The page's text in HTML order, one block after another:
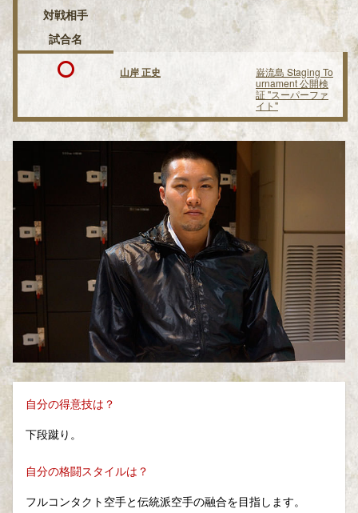
対戦相手
試合名
山岸 正史
巌流島 Staging To
urnament 公開検
証 "スーパーファ
イト"
自分の得意技は？
下段蹴り。
自分の格闘スタイルは？
フルコンタクト空手と伝統派空手の融合を目指します。